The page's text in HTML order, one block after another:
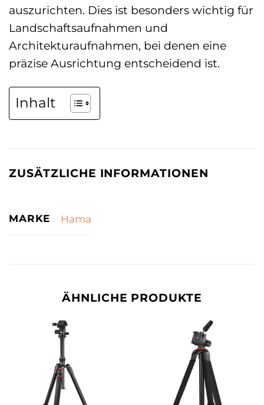
auszurichten. Dies ist besonders wichtig für
Landschaftsaufnahmen und
Architekturaufnahmen, bei denen eine
präzise Ausrichtung entscheidend ist.
Inhalt
ZUSÄTZLICHE INFORMATIONEN
MARKE Hama
ÄHNLICHE PRODUKTE